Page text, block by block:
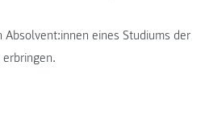
Absolvent:innen eines Studiums der
erbringen.